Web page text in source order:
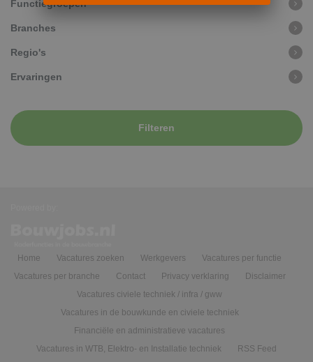
Functiegroepen
Branches
Regio's
Ervaringen
Filteren
Home Vacatures zoeken Werkgevers
Vacatures per functie
Vacatures per branche
Contact Privacy verklaring
Disclaimer
Vacatures civiele techniek / infra / gww
Vacatures in de bouwkunde en civiele techniek
Financiële en administratieve vacatures
Vacatures in WTB, Elektro- en Installatie techniek
RSS Feed